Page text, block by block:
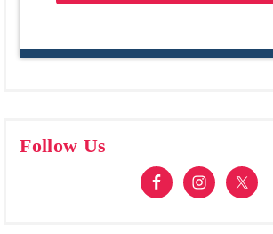
Follow Us